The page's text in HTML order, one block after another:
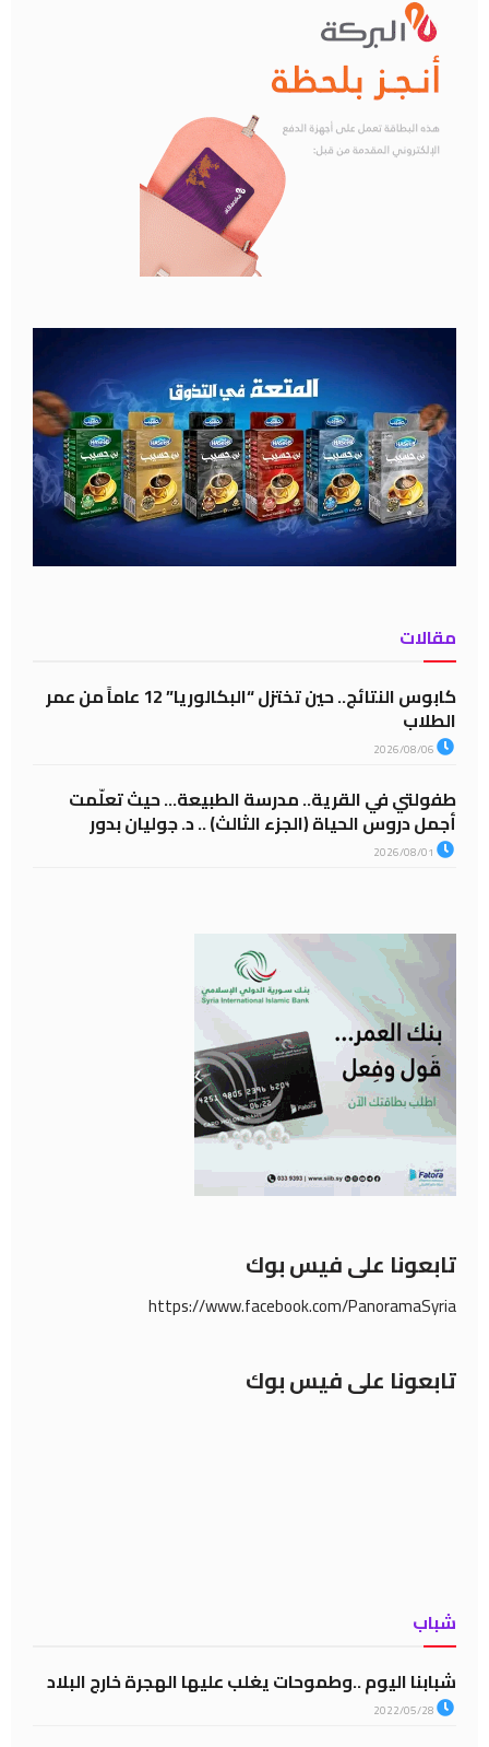
مقالات
كابوس النتائج.. حين تختزل “البكالوريا” 12 عاماً من عمر
الطلاب
طفولتي في القرية.. مدرسة الطبيعة… حيث تعلّمت
أجمل دروس الحياة (الجزء الثالث) .. د. جوليان بدور
تابعونا على فيس بوك
https://www.facebook.com/PanoramaSyria
تابعونا على فيس بوك
شباب
شبابنا اليوم ..وطموحات يغلب عليها الهجرة خارج البلاد